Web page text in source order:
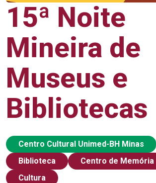
15ª Noite
Mineira de
Museus e
Bibliotecas
Centro Cultural Unimed-BH Minas
Biblioteca
Centro de Memória
Cultura